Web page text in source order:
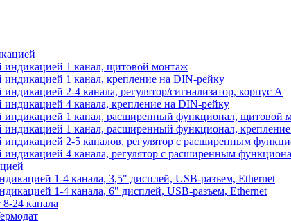
индикацией 1 канал, щитовой монтаж
1 канал, крепление на DIN-рейку
2-4 канала, регулятор/сигнализатор, корпус А
4 канала, крепление на DIN-рейку
индикацией 1 канал, расширенный функционал, щитовой
индикацией 1 канал, расширенный функционал,
индикацией 2-5 каналов, регулятор с расширенным
4 канала, регулятор с расширенным
1-4 канала, 3,5" дисплей, USB-разъем, Ethernet
1-4 канала, 6" дисплей, USB-разъем, Ethernet
24 канала